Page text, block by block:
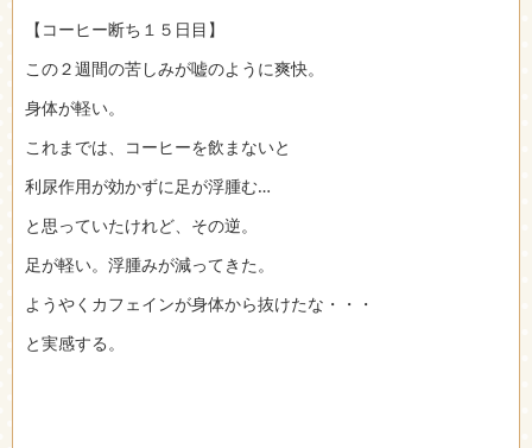
【コーヒー断ち１５日目】
この２週間の苦しみが嘘のように爽快。
身体が軽い。
これまでは、コーヒーを飲まないと
利尿作用が効かずに足が浮腫む…
と思っていたけれど、その逆。
足が軽い。浮腫みが減ってきた。
ようやくカフェインが身体から抜けたな・・・
と実感する。